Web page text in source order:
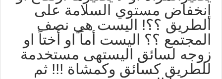
مستوي السلامة على
؟؟! اليست هي نصف
؟؟ اليست أماً او أختاً او
لسائق اليستهى مستخدمة
كسائق وكمشاة !!! ثم